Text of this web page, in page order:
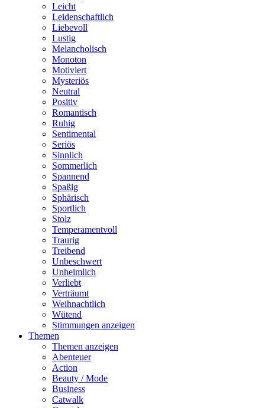
Leicht
Leidenschaftlich
Liebevoll
Lustig
Melancholisch
Monoton
Motiviert
Mysteriös
Neutral
Positiv
Romantisch
Ruhig
Sentimental
Seriös
Sinnlich
Sommerlich
Spannend
Spaßig
Sphärisch
Sportlich
Stolz
Temperamentvoll
Traurig
Treibend
Unbeschwert
Unheimlich
Verliebt
Verträumt
Weihnachtlich
Wütend
Stimmungen anzeigen
Themen
Themen anzeigen
Abenteuer
Action
Beauty / Mode
Business
Catwalk